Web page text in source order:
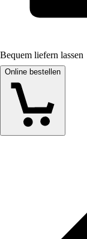
Bequem liefern lassen
Online bestellen